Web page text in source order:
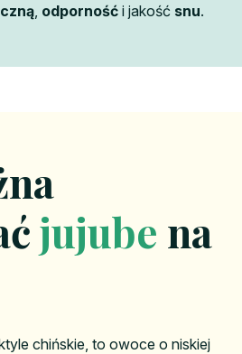
odporność i jakość snu.
jujube na
chińskie, to owoce o niskiej